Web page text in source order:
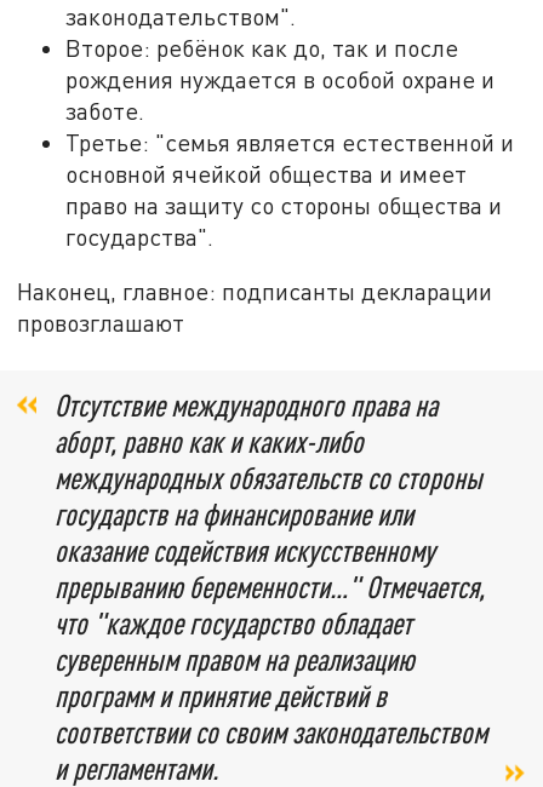
законодательством".
Второе: ребёнок как до, так и после
рождения нуждается в особой охране и
заботе.
Третье: "семья является естественной и
основной ячейкой общества и имеет
право на защиту со стороны общества и
государства".
Наконец, главное: подписанты декларации
провозглашают
Отсутствие международного права на
аборт, равно как и каких-либо
международных обязательств со стороны
государств на финансирование или
оказание содействия искусственному
прерыванию беременности…" Отмечается,
что "каждое государство обладает
суверенным правом на реализацию
программ и принятие действий в
соответствии со своим законодательством
и регламентами.